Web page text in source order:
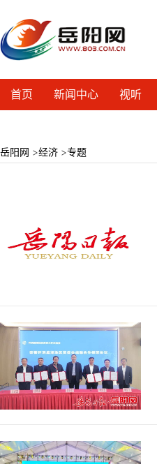
首页 新闻中心 视听
岳阳网 >经济 >专题